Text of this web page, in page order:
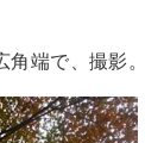
端で、撮影。